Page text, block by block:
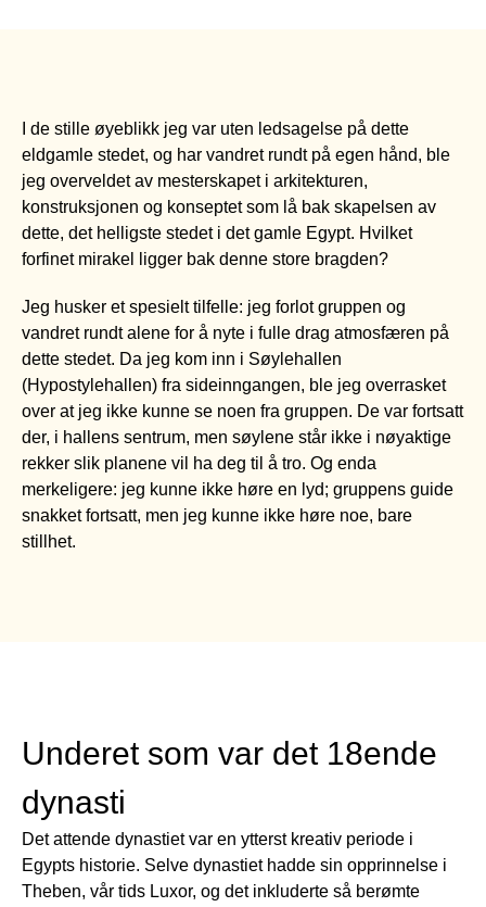
I de stille øyeblikk jeg var uten ledsagelse på dette
eldgamle stedet, og har vandret rundt på egen hånd, ble
jeg overveldet av mesterskapet i arkitekturen,
konstruksjonen og konseptet som lå bak skapelsen av
dette, det helligste stedet i det gamle Egypt. Hvilket
forfinet mirakel ligger bak denne store bragden?
Jeg husker et spesielt tilfelle: jeg forlot gruppen og
vandret rundt alene for å nyte i fulle drag atmosfæren på
dette stedet. Da jeg kom inn i Søylehallen
(Hypostylehallen) fra sideinngangen, ble jeg overrasket
over at jeg ikke kunne se noen fra gruppen. De var fortsatt
der, i hallens sentrum, men søylene står ikke i nøyaktige
rekker slik planene vil ha deg til å tro. Og enda
merkeligere: jeg kunne ikke høre en lyd; gruppens guide
snakket fortsatt, men jeg kunne ikke høre noe, bare
stillhet.
Underet som var det 18ende
dynasti
Det attende dynastiet var en ytterst kreativ periode i
Egypts historie. Selve dynastiet hadde sin opprinnelse i
Theben, vår tids Luxor, og det inkluderte så berømte